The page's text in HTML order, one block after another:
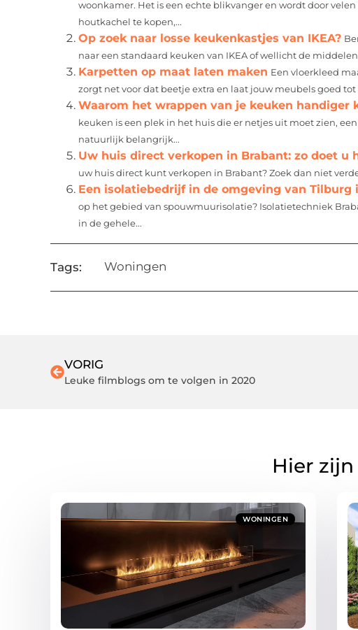
woonkamer. Het is een echte blikvanger en wordt door
houtkachel te kopen,...
Op zoek naar losse keukenkastjes van IKEA?
naar een standaard keuken van IKEA of wellicht de
Karpetten op maat laten maken Een vloerkleed
zorgt net voor dat beetje extra en laat jouw meubels goed
Waarom het wrappen van je keuken handiger
keuken is een plek in het huis die er netjes uit moet zien,
natuurlijk belangrijk...
Uw huis direct verkopen in Brabant: zo doet u
uw huis direct kunt verkopen in Brabant? Zoek dan niet
Een isolatiebedrijf in de omgeving van Tilburg
op het gebied van spouwmuurisolatie? Isolatietechniek
in de gehele...
Tags: Woningen
VORIG
Leuke filmblogs om te volgen in 2020
Hier
WONINGEN